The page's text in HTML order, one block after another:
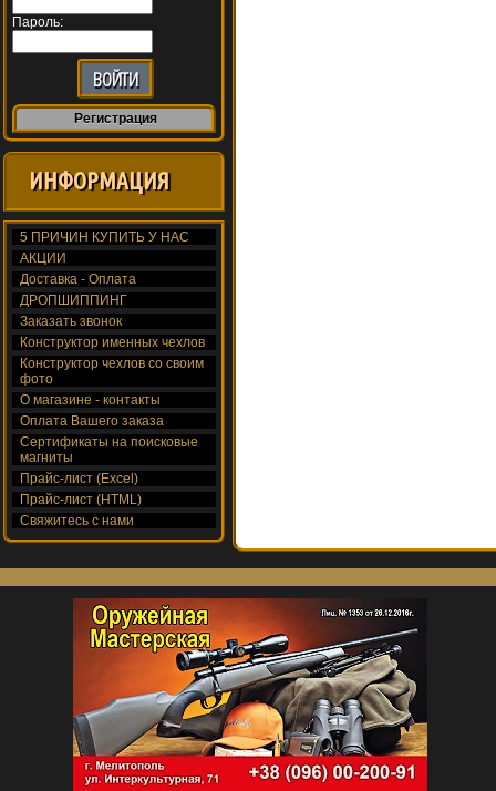
Пароль:
Регистрация
ИНФОРМАЦИЯ
5 ПРИЧИН КУПИТЬ У НАС
АКЦИИ
Доставка - Оплата
ДРОПШИППИНГ
Заказать звонок
Конструктор именных чехлов
Конструктор чехлов со своим
фото
О магазине - контакты
Оплата Вашего заказа
Сертификаты на поисковые
магниты
Прайс-лист (Excel)
Прайс-лист (HTML)
Свяжитесь с нами